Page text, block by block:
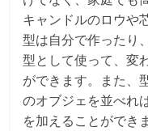
キャンドルのロウや
型は自分で作ったり
型として使って、変
ができます。また、
のオブジェを並べれ
を加えることができ